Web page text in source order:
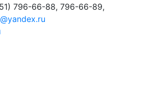
796-66-88, 796-66-89,